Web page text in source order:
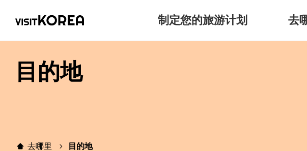
制定您的旅游计划 去
目的地
去哪里 目的地